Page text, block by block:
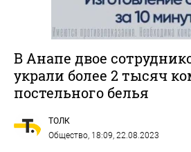
В Анапе двое
украли более 2 тысяч
постельного белья
ТОЛК
Общество, 18:09, 22.08.2023